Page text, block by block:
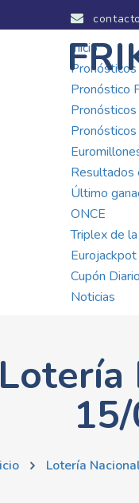
Inicio
Pronósticos
Pronóstico
Resultados
Último
ONCE
Triplex de
Cupón
Noticias
Lotería